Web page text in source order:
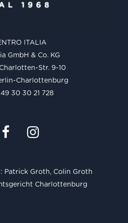
ITALIA
GmbH & Co. KG
Str. 9-10
Charlottenburg
30 30 21 728
Patrick Groth, Colin Groth
Charlottenburg